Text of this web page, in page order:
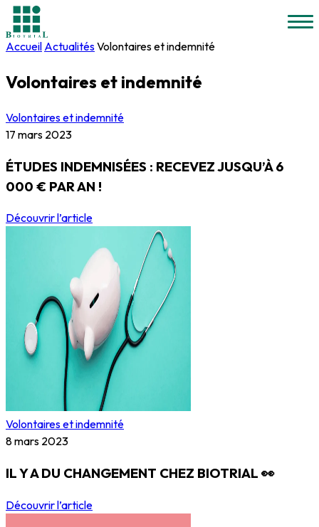
Accueil ActualitésVolontaires et indemnité
Volontaires et indemnité
Volontaires et indemnité
17 mars 2023
ÉTUDES INDEMNISÉES : RECEVEZ JUSQU’À 6
000 € PAR AN !
Découvrir l’article
Volontaires et indemnité
8 mars 2023
IL Y A DU CHANGEMENT CHEZ BIOTRIAL 👀
Découvrir l’article